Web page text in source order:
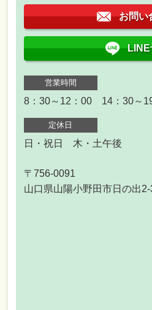
お問い
LINE
営業時間
8：30～12：00 14：30～
定休日
日・祝日 木・土午後
〒756-0091
山口県山陽小野田市日の出2-